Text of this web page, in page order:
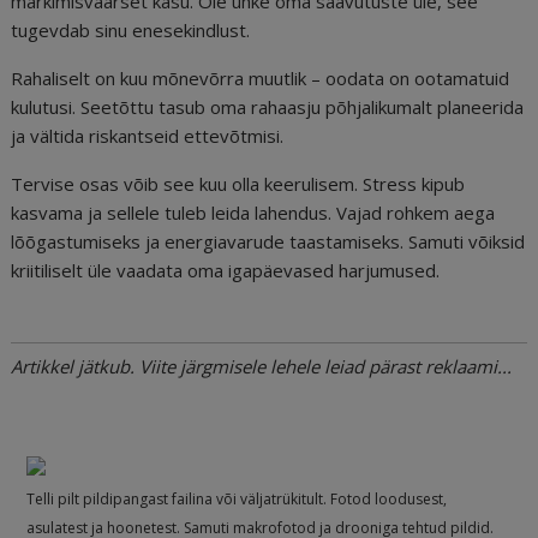
tugevdab sinu enesekindlust.
Rahaliselt on kuu mõnevõrra muutlik – oodata on ootamatuid
kulutusi. Seetõttu tasub oma rahaasju põhjalikumalt planeerida
ja vältida riskantseid ettevõtmisi.
Tervise osas võib see kuu olla keerulisem. Stress kipub
kasvama ja sellele tuleb leida lahendus. Vajad rohkem aega
lõõgastumiseks ja energiavarude taastamiseks. Samuti võiksid
kriitiliselt üle vaadata oma igapäevased harjumused.
Artikkel jätkub. Viite järgmisele lehele leiad pärast reklaami...
Telli pilt pildipangast failina või väljatrükitult. Fotod loodusest,
asulatest ja hoonetest. Samuti makrofotod ja drooniga tehtud pildid.